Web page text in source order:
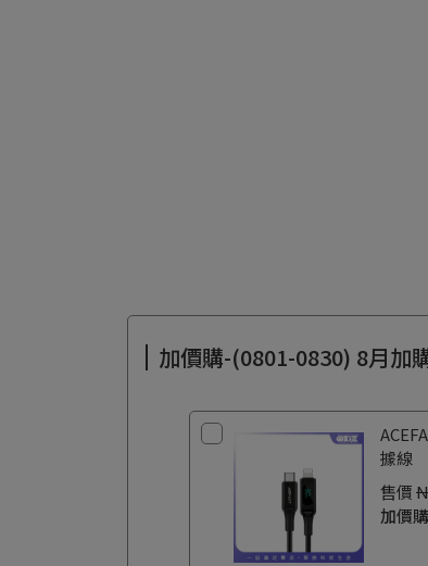
加價購-(0801-0830) 8月加
據線
售價
加價購